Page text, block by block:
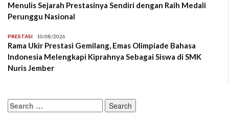
Menulis Sejarah Prestasinya Sendiri dengan Raih Medali
Perunggu Nasional
PRESTASI 10/08/2026
Rama Ukir Prestasi Gemilang, Emas Olimpiade Bahasa
Indonesia Melengkapi Kiprahnya Sebagai Siswa di SMK
Nuris Jember
Search
for: